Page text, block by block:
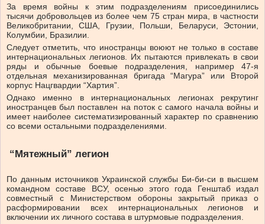
За время войны к этим подразделениям присоединились
тысячи добровольцев из более чем 75 стран мира, в частности
Великобритании, США, Грузии, Польши, Беларуси, Эстонии,
Колумбии, Бразилии.
Следует отметить, что иностранцы воюют не только в составе
интернациональных легионов. Их пытаются привлекать в свои
ряды и обычные боевые подразделения, например 47-я
отдельная механизированная бригада “Магура” или Второй
корпус Нацгвардии “Хартия”.
Однако именно в интернациональных легионах рекрутинг
иностранцев был поставлен на поток с самого начала войны и
имеет наиболее систематизированный характер по сравнению
со всеми остальными подразделениями.
“Мятежный” легион
По данным источников Украинской службы Би-би-си в высшем
командном составе ВСУ, осенью этого года Генштаб издал
совместный с Министерством обороны закрытый приказ о
расформировании всех интернациональных легионов и
включении их личного состава в штурмовые подразделения.